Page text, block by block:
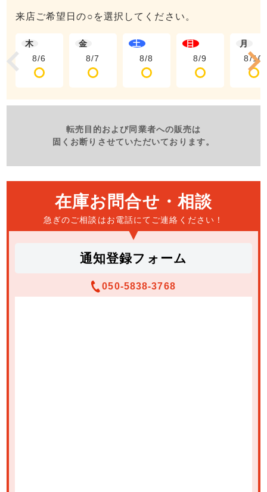
来店ご希望日の○を選択してください。
木
8/6
金
8/7
土
8/8
日
8/9
月
8/10
転売目的および同業者への販売は
固くお断りさせていただいております。
在庫お問合せ・相談
急ぎのご相談はお電話にて ご連絡ください！
通知登録フォーム
050-5838-3768